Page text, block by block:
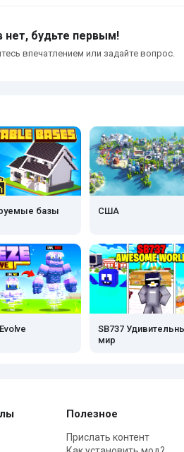
нет, будьте первым!
впечатлением или задайте вопрос.
базы
США
SB737
мир
Полезное
Прислать контент